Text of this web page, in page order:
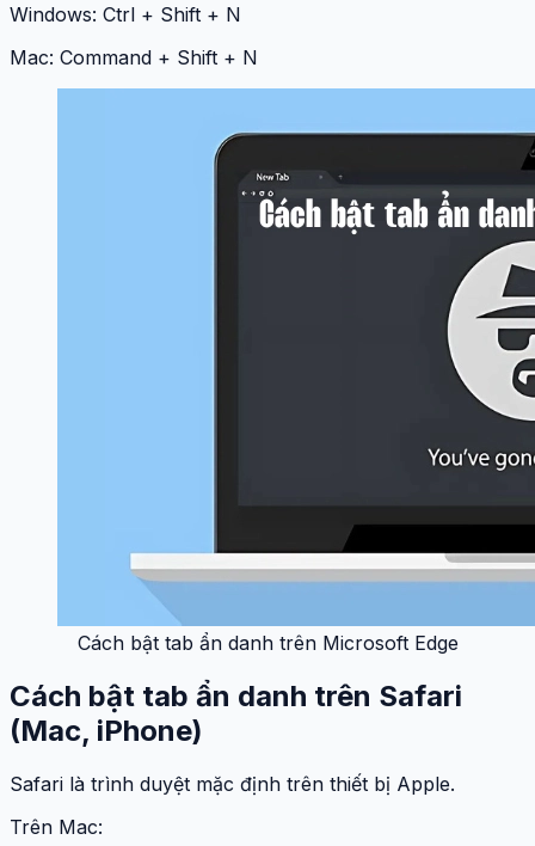
Windows: Ctrl + Shift + N
Mac: Command + Shift + N
Cách bật tab ẩn danh trên Microsoft Edge
Cách bật tab ẩn danh trên Safari
(Mac, iPhone)
Safari là trình duyệt mặc định trên thiết bị Apple.
Trên Mac: